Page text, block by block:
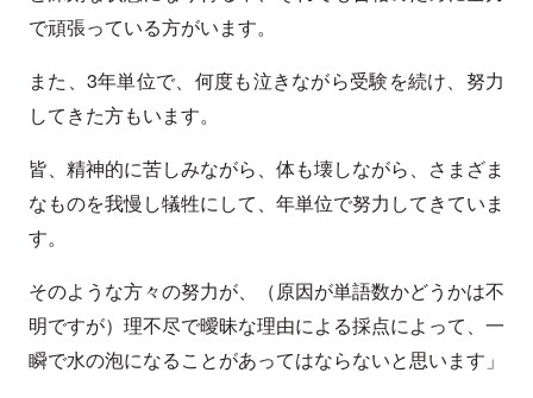
で頑張っている方がいます。
また、3年単位で、何度も泣きながら受験を続け、努力
してきた方もいます。
皆、精神的に苦しみながら、体も壊しながら、さまざま
なものを我慢し犠牲にして、年単位で努力してきていま
す。
そのような方々の努力が、（原因が単語数かどうかは不
明ですが）理不尽で曖昧な理由による採点によって、一
瞬で水の泡になることがあってはならないと思います」